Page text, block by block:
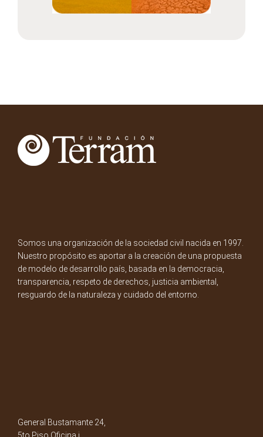
Somos una organización de la sociedad civil nacida en 1997.
Nuestro propósito es aportar a la creación de una propuesta
de modelo de desarrollo país, basada en la democracia,
transparencia, respeto de derechos, justicia ambiental,
resguardo de la naturaleza y cuidado del entorno.
General Bustamante 24,